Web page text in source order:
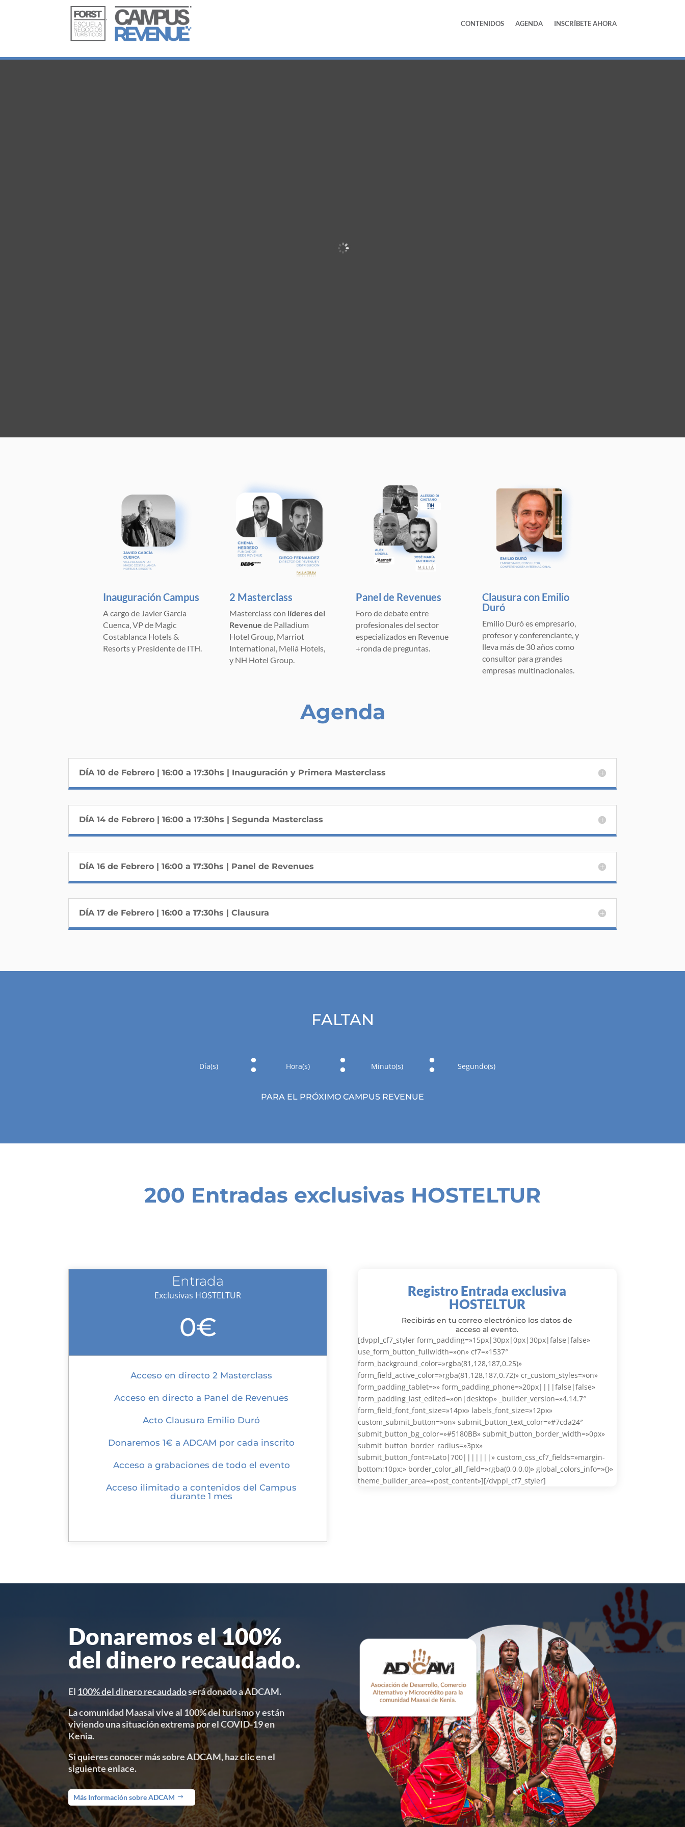
CONTENIDOS AGENDA INSCRÍBETE AHORA
Inauguración Campus
A cargo de Javier García
Cuenca, VP de Magic
Costablanca Hotels &
Resorts y Presidente de ITH.
2 Masterclass
Masterclass con líderes del
Revenue de Palladium
Hotel Group, Marriot
International, Meliá Hotels,
y NH Hotel Group.
Panel de Revenues
Foro de debate entre
profesionales del sector
especializados en Revenue
+ronda de preguntas.
Clausura con Emilio
Duró
Emilio Duró es empresario,
profesor y conferenciante, y
lleva más de 30 años como
consultor para grandes
empresas multinacionales.
Agenda
DÍA 10 de Febrero | 16:00 a 17:30hs | Inauguración y Primera Masterclass
DÍA 14 de Febrero | 16:00 a 17:30hs | Segunda Masterclass
DÍA 16 de Febrero | 16:00 a 17:30hs | Panel de Revenues
DÍA 17 de Febrero | 16:00 a 17:30hs | Clausura
FALTAN
Día(s) : Hora(s) : Minuto(s) : Segundo(s)
PARA EL PRÓXIMO CAMPUS REVENUE
200 Entradas exclusivas HOSTELTUR
Entrada
Exclusivas HOSTELTUR
0€
Acceso en directo 2 Masterclass
Acceso en directo a Panel de Revenues
Acto Clausura Emilio Duró
Donaremos 1€ a ADCAM por cada inscrito
Acceso a grabaciones de todo el evento
Acceso ilimitado a contenidos del Campus
durante 1 mes
Registro Entrada exclusiva
HOSTELTUR
Recibirás en tu correo electrónico los datos de
acceso al evento.
[dvppl_cf7_styler form_padding=»15px|30px|0px|30px|false|false»
use_form_button_fullwidth=»on» cf7=»1537″
form_background_color=»rgba(81,128,187,0.25)»
form_field_active_color=»rgba(81,128,187,0.72)» cr_custom_styles=»on»
form_padding_tablet=»» form_padding_phone=»20px||||false|false»
form_padding_last_edited=»on|desktop» _builder_version=»4.14.7″
form_field_font_font_size=»14px» labels_font_size=»12px»
custom_submit_button=»on» submit_button_text_color=»#7cda24″
submit_button_bg_color=»#5180BB» submit_button_border_width=»0px»
submit_button_border_radius=»3px»
submit_button_font=»Lato|700|||||||» custom_css_cf7_fields=»margin-
bottom:10px;» border_color_all_field=»rgba(0,0,0,0)» global_colors_info=»{}»
theme_builder_area=»post_content»][/dvppl_cf7_styler]
Donaremos el 100%
del dinero recaudado.
El 100% del dinero recaudadoserá donado a ADCAM.
La comunidad Maasai vive al 100% del turismo y están
viviendo una situación extrema por el COVID-19 en
Kenia.
Si quieres conocer más sobre ADCAM, haz clic en el
siguiente enlace.
Más Información sobre ADCAM